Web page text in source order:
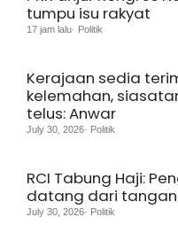
tumpu isu rakyat
17 jam lalu· Politik
Kerajaan sedia
kelemahan,
telus: Anwar
July 30, 2026· Politik
RCI Tabung Haji:
datang dari tangan
July 30, 2026· Politik